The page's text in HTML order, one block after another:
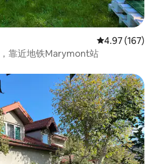
平均评分 4.97
4.97 (167)
靠近地铁Marymont站